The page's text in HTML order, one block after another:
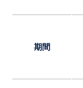
期間